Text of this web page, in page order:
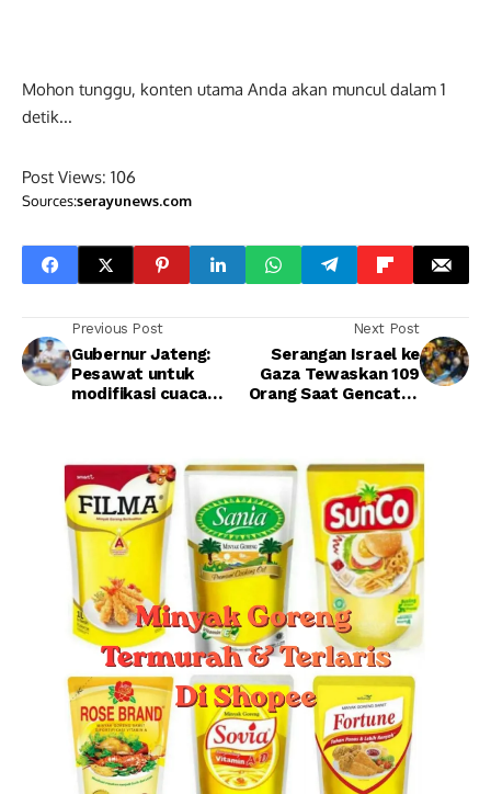
Mohon tunggu, konten utama Anda akan muncul dalam 0
detik...
Post Views: 106
Sources:serayunews.com
Previous Post
Gubernur Jateng:
Pesawat untuk
modifikasi cuaca
Next Post
Serangan Israel ke
Gaza Tewaskan 109
Orang Saat Gencatan